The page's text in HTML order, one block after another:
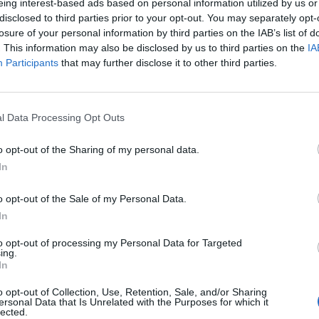
interest-based ads based on personal information utilized by us
to third parties prior to your opt-out. You may separately
of your personal information by third parties on the IAB’s list of
This information may also be disclosed by us to third parties on the
Participants that may further disclose it to other third parties.
Data Processing Opt Outs
opt-out of the Sharing of my personal data.
opt-out of the Sale of my Personal Data.
opt-out of processing my Personal Data for Targeted
opt-out of Collection, Use, Retention, Sale, and/or Sharing
Data that Is Unrelated with the Purposes for which it
ad
Zdrowia zdecydowało, że w związku ze zmniejszoną liczbą
koronawirusem i zniknięciem obostrzeń, również nie będzie
o ilości zakażeń COVID-19. Dane będą przekazywane